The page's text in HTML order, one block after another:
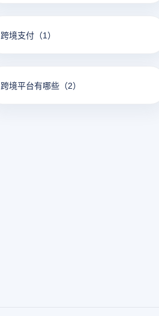
跨境支付 （1）
跨境平台有哪些 （2）